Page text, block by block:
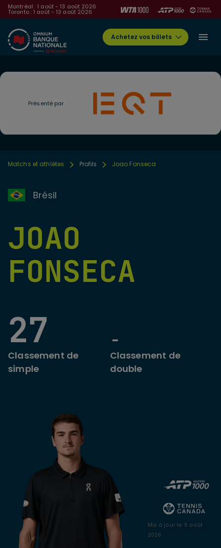
Montréal : 1 août - 13 août 2026
Toronto : 1 août - 13 août 2026
Achetez vos billets
Présenté par
Matchs et athlètes Profils Joao Fonseca
Brésil
JOAO
FONSECA
27
Classement de
simple
-
Classement de
double
Mis à jour le: 9 août
2026